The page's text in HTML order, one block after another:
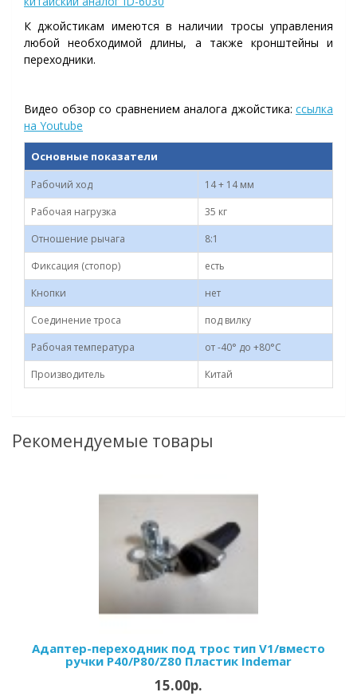
К джойстикам имеются в наличии тросы управления
любойнеобходимойдлины, а также кронштейны и
переходники.
Видео обзор со сравнением аналога джойстика: ссылка
на Youtube
Основные показатели
Рабочий ход
14 + 14 мм
Рабочая нагрузка
35 кг
Отношение рычага
8:1
Фиксация (стопор)
есть
Кнопки
нет
Соединение троса
под вилку
Рабочая температура
от -40° до +80°C
Производитель
Китай
Рекомендуемые товары
Адаптер-переходник под трос тип V1/вместо
ручки P40/Р80/Z80 Пластик Indemar
15.00р.